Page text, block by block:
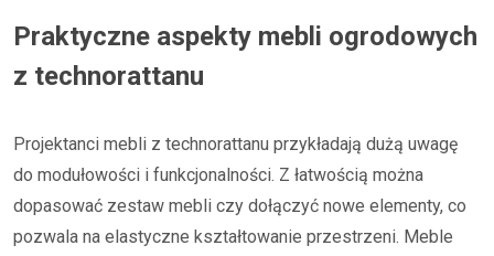
Praktyczne aspekty mebli ogrodowych
z technorattanu
Projektanci mebli z technorattanu przykładają dużą uwagę
do modułowości i funkcjonalności. Z łatwością można
dopasować zestaw mebli czy dołączyć nowe elementy, co
pozwala na elastyczne kształtowanie przestrzeni. Meble